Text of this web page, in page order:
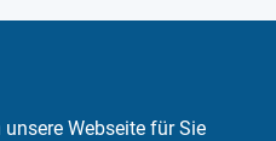
Webseite für Sie